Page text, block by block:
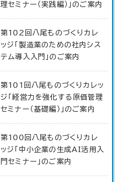
理セミナー（実践編）」のご案内
第102回八尾ものづくりカレ
ッジ「製造業のための社内シス
テム導入入門」のご案内
第101回八尾ものづくりカレッ
ジ「経営力を強化する原価管理
セミナー（基礎編）」のご案内
第100回八尾ものづくりカレ
ッジ「中小企業の生成AI活用入
門セミナー」のご案内